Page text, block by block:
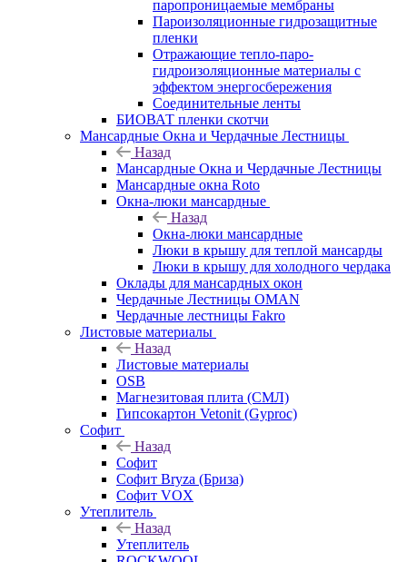
паропроницаемые мембраны
Пароизоляционные гидрозащитные
пленки
Отражающие тепло-паро-
гидроизоляционные материалы с
эффектом энергосбережения
Соединительные ленты
БИОВАТ пленки скотчи
Мансардные Окна и Чердачные Лестницы
Назад
Мансардные Окна и Чердачные Лестницы
Мансардные окна Roto
Окна-люки мансардные
Назад
Окна-люки мансардные
Люки в крышу для теплой мансарды
Люки в крышу для холодного чердака
Оклады для мансардных окон
Чердачные Лестницы OMAN
Чердачные лестницы Fakro
Листовые материалы
Назад
Листовые материалы
OSB
Магнезитовая плита (СМЛ)
Гипсокартон Vetonit (Gyproc)
Софит
Назад
Софит
Софит Bryza (Бриза)
Софит VOX
Утеплитель
Назад
Утеплитель